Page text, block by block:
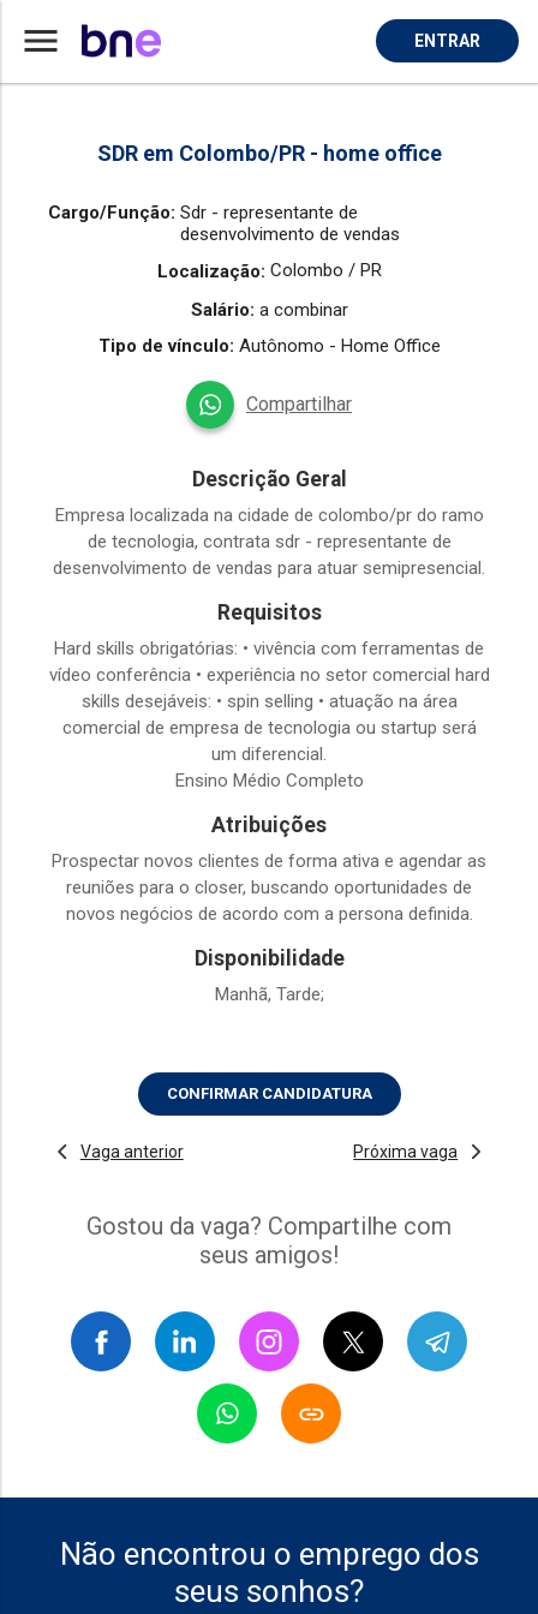
menu ENTRAR
Home Vaga de Sdr Representante De Desenvolvimento De Vendas em Colombo
SDR em Colombo/PR - home office
Cargo/Função: Sdr - representante de
desenvolvimento de vendas
Localização: Colombo / PR
Salário: a combinar
Tipo de vínculo: Autônomo - Home Office
Compartilhar
Descrição Geral
Empresa localizada na cidade de colombo/pr do ramo
de tecnologia, contrata sdr - representante de
desenvolvimento de vendas para atuar semipresencial.
Requisitos
Hard skills obrigatórias: • vivência com ferramentas de
vídeo conferência • experiência no setor comercial hard
skills desejáveis: • spin selling • atuação na área
comercial de empresa de tecnologia ou startup será
um diferencial.
Ensino Médio Completo
Atribuições
Prospectar novos clientes de forma ativa e agendar as
reuniões para o closer, buscando oportunidades de
novos negócios de acordo com a persona definida.
Disponibilidade
Manhã, Tarde;
CONFIRMAR CANDIDATURA
Vaga anterior Próxima vaga
Gostou da vaga? Compartilhe com
seus amigos!
Não encontrou o emprego dos
seus sonhos?